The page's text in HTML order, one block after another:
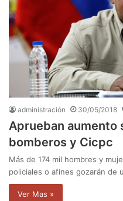
administración 30/05/2018
Aprueban aumento
bomberos y Cicpc
Más de 174 mil hombres y
policiales o afines gozarán de
Ver Mas »